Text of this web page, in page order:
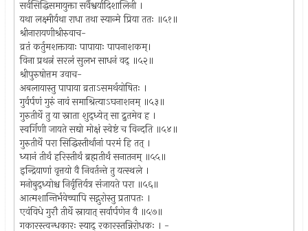
सर्वसिद्धिसमायुक्ता सर्वैश्वर्यादिशालिनी ।
यथा लक्ष्मीर्यथा राधा तथा स्यान्मे प्रिया ततः ॥५१॥
श्रीनारायणीश्रीरुवाच-
व्रतं कर्तुमशक्तायाः पापायाः पापनाशकम्।
विना प्रथत्नं सरलं सुलभ साधनं वद् ॥५२॥
श्रीपुरुषोत्तम उवाच-
अबलायास्तु पापाया व्रताऽसमर्थयोषितः ।
गुर्वर्पणं गुरुं नावं समाश्रित्याऽघनाशनम् ॥५३॥
गुरुतीर्थे तु या स्नाता शुद्ध्येत् सा द्रुतमेव ह ।
स्वर्गिणी जायते सद्यो मोक्षं स्वेष्टं च विन्दति ॥५४॥
गुरुतीर्थे परा सिद्धिस्तीर्थानां परमं हि तत् ।
ध्यानं तीर्थं हरिस्तीर्थं ब्रह्मतीर्थं सनातनम् ॥५५॥
इन्द्रियाणां वृत्तयो वै निवर्तन्ते तु यत्स्थले ।
मनोबुद्ध्योश्च निर्वृत्तिर्यत्र संजायते परा ॥५६॥
आत्मशान्तिर्भवेच्चापि सद्गुरोस्तु प्रतापतः ।
एवंविधे गुरौ तीर्थे स्नायात् सर्वार्पणेन वै ॥५७॥
गकारस्त्वन्धकारः स्याद् रकारस्तन्निरोधकः । -